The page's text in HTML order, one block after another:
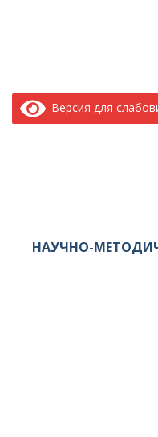
Версия для
НАУЧНО-